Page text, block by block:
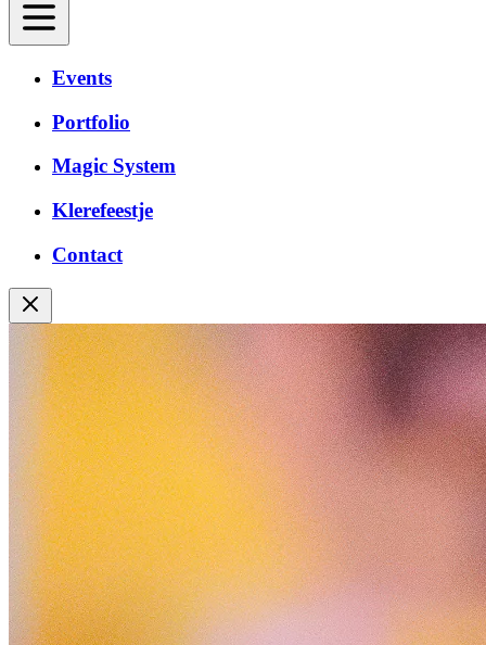
Events
Portfolio
Magic System
Klerefeestje
Contact